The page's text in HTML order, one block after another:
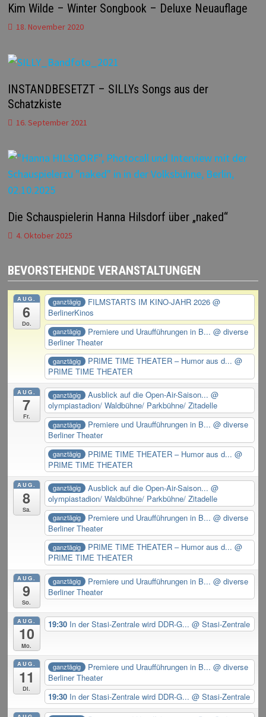
Kim Wilde – Winter Songbook – Deluxe Neuauflage
18. November 2020
INSTANDBESETZT – SILLYs Songs aus der
Schatzkiste
16. September 2021
Die Schauspielerin Hanna Hilsdorf über „naked“
4. Oktober 2025
BEVORSTEHENDE VERANSTALTUNGEN
AUG.
6
Do.
ganztägig FILMSTARTS IM KINO-JAHR 2026 @
BerlinerKinos
ganztägig Premiere und Uraufführungen in B... @ diverse
Berliner Theater
ganztägig PRIME TIME THEATER – Humor aus d... @
PRIME TIME THEATER
AUG.
7
Fr.
ganztägig Ausblick auf die Open-Air-Saison... @
olympiastadion/ Waldbühne/ Parkbühne/ Zitadelle
ganztägig Premiere und Uraufführungen in B... @ diverse
Berliner Theater
ganztägig PRIME TIME THEATER – Humor aus d... @
PRIME TIME THEATER
AUG.
8
Sa.
ganztägig Ausblick auf die Open-Air-Saison... @
olympiastadion/ Waldbühne/ Parkbühne/ Zitadelle
ganztägig Premiere und Uraufführungen in B... @ diverse
Berliner Theater
ganztägig PRIME TIME THEATER – Humor aus d... @
PRIME TIME THEATER
AUG.
9
So.
ganztägig Premiere und Uraufführungen in B... @ diverse
Berliner Theater
AUG.
10
Mo.
19:30 In der Stasi-Zentrale wird DDR-G...@ Stasi-Zentrale
AUG.
11
Di.
ganztägig Premiere und Uraufführungen in B... @ diverse
Berliner Theater
19:30 In der Stasi-Zentrale wird DDR-G...@ Stasi-Zentrale